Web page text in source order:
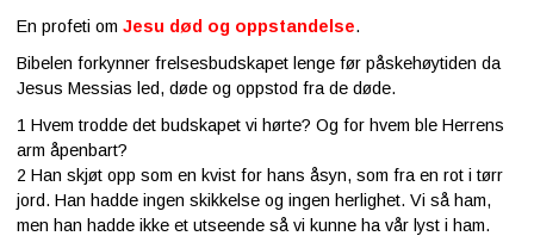
Bibelen og Israel
Livet - merkedager
Om Norges Bibelkirke
Nettkirke
En profeti om Jesu død og oppstandelse.
Bibelen forkynner frelsesbudskapet lenge før påskehøytiden da
Jesus Messias led, døde og oppstod fra de døde.
1 Hvem trodde det budskapet vi hørte? Og for hvem ble Herrens
arm åpenbart?
2 Han skjøt opp som en kvist for hans åsyn, som fra en rot i tørr
jord. Han hadde ingen skikkelse og ingen herlighet. Vi så ham,
men han hadde ikke et utseende så vi kunne ha vår lyst i ham.